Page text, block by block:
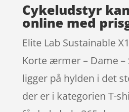
Cykeludstyr
online med
Elite Lab Sustainable
Korte ærmer – Dame –
ligger på hylden i det
der er i kategorien T-